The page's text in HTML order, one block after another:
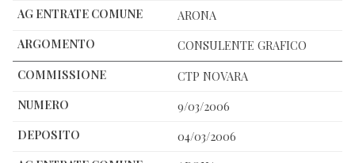
ARONA
CONSULENTE GRAFICO
CTP NOVARA
9/03/2006
04/03/2006